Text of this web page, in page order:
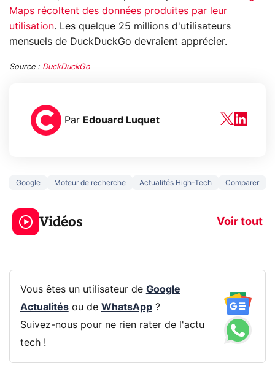
Maps récoltent des données produites par leur
utilisation. Les quelque 25 millions d'utilisateurs
mensuels de DuckDuckGo devraient apprécier.
Source : DuckDuckGo
Par Edouard Luquet
Google Moteur de recherche Actualités High-Tech Comparer
Vidéos Voir tout
3 écrans en 1 pour
319€ ? Voici L'AOC
CQ32G4ZA !
5
prochaine
Vous êtes un utilisateur de Google
Actualitésou de WhatsApp?
Suivez-nous pour ne rien rater de l'actu
tech !